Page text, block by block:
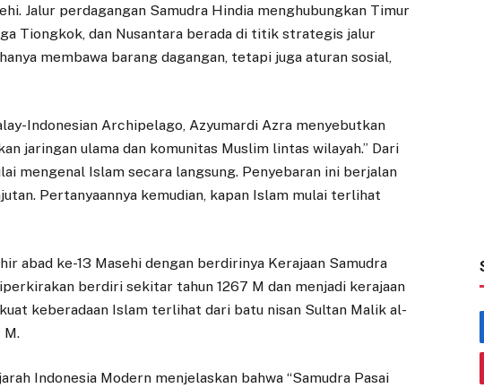
Jalur perdagangan Samudra Hindia menghubungkan Timur
Tiongkok, dan Nusantara berada di titik strategis jalur
membawa barang dagangan, tetapi juga aturan sosial,
Indonesian Archipelago, Azyumardi Azra menyebutkan
jaringan ulama dan komunitas Muslim lintas wilayah.” Dari
mengenal Islam secara langsung. Penyebaran ini berjalan
Pertanyaannya kemudian, kapan Islam mulai terlihat
abad ke-13 Masehi dengan berdirinya Kerajaan Samudra
berdiri sekitar tahun 1267 M dan menjadi kerajaan
keberadaan Islam terlihat dari batu nisan Sultan Malik al-
M.
Indonesia Modern menjelaskan bahwa “Samudra Pasai